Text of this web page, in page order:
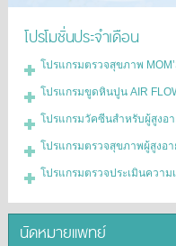
โปรโมชั่นประจำเดือน
โปรแกรมตรวจสุขภาพ
โปรแกรมขูดหินปูน AIR
โปรแกรมวัคซีนสำหรับผู้สูงอ
โปรแกรมตรวจสุขภาพผู้สูงอา
โปรแกรมตรวจประเมินความ
นัดหมายแพทย์